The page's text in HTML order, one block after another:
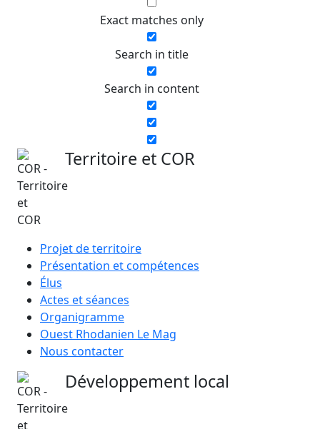
Exact matches only
Search in title
Search in content
Territoire et COR
Projet de territoire
Présentation et compétences
Élus
Actes et séances
Organigramme
Ouest Rhodanien Le Mag
Nous contacter
Développement local